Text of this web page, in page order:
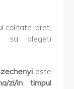
calitate-pret,
sa alegeti
este
zi/in timpul